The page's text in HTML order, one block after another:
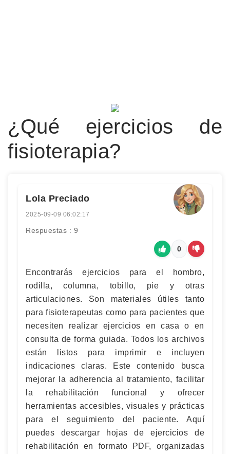
¿Qué ejercicios de
fisioterapia?
Lola Preciado
2025-09-09 06:02:17
Respuestas : 9
0
Encontrarás ejercicios para el hombro,
rodilla, columna, tobillo, pie y otras
articulaciones. Son materiales útiles tanto
para fisioterapeutas como para pacientes que
necesiten realizar ejercicios en casa o en
consulta de forma guiada. Todos los archivos
están listos para imprimir e incluyen
indicaciones claras. Este contenido busca
mejorar la adherencia al tratamiento, facilitar
la rehabilitación funcional y ofrecer
herramientas accesibles, visuales y prácticas
para el seguimiento del paciente. Aquí
puedes descargar hojas de ejercicios de
rehabilitación en formato PDF, organizadas